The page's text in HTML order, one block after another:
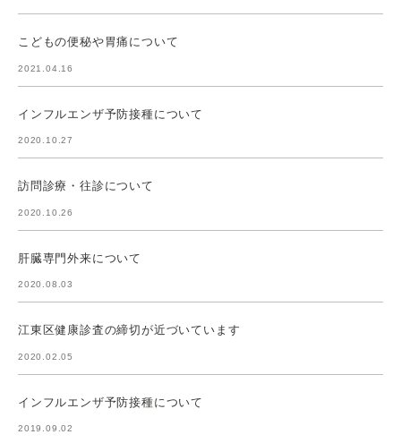
こどもの便秘や胃痛について
2021.04.16
インフルエンザ予防接種について
2020.10.27
訪問診療・往診について
2020.10.26
肝臓専門外来について
2020.08.03
江東区健康診査の締切が近づいています
2020.02.05
インフルエンザ予防接種について
2019.09.02